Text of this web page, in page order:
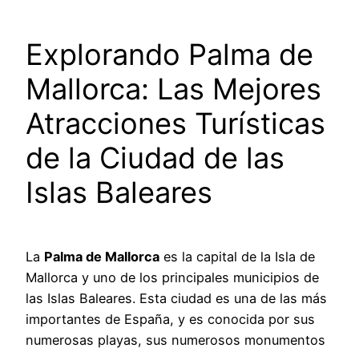
Explorando Palma de
Mallorca: Las Mejores
Atracciones Turísticas
de la Ciudad de las
Islas Baleares
La Palma de Mallorca es la capital de la Isla de
Mallorca y uno de los principales municipios de
las Islas Baleares. Esta ciudad es una de las más
importantes de España, y es conocida por sus
numerosas playas, sus numerosos monumentos